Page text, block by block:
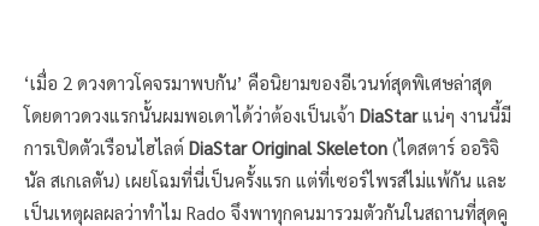
‘เมื่อ 2 ดวงดาวโคจรมาพบกัน’ คือนิยามของอีเวนท์สุดพิเศษล่าสุด
โดยดาวดวงแรกนั้นผมพอเดาได้ว่าต้องเป็นเจ้า DiaStarแน่ๆ งานนี้มี
การเปิดตัวเรือนไฮไลต์ DiaStar Original Skeleton (ไดสตาร์ ออริจิ
นัล สเกเลตัน) เผยโฉมที่นี่เป็นครั้งแรก แต่ที่เซอร์ไพรส์ไม่แพ้กัน และ
เป็นเหตุผลผลว่าทำไม Rado จึงพาทุกคนมารวมตัวกันในสถานที่สุดคู